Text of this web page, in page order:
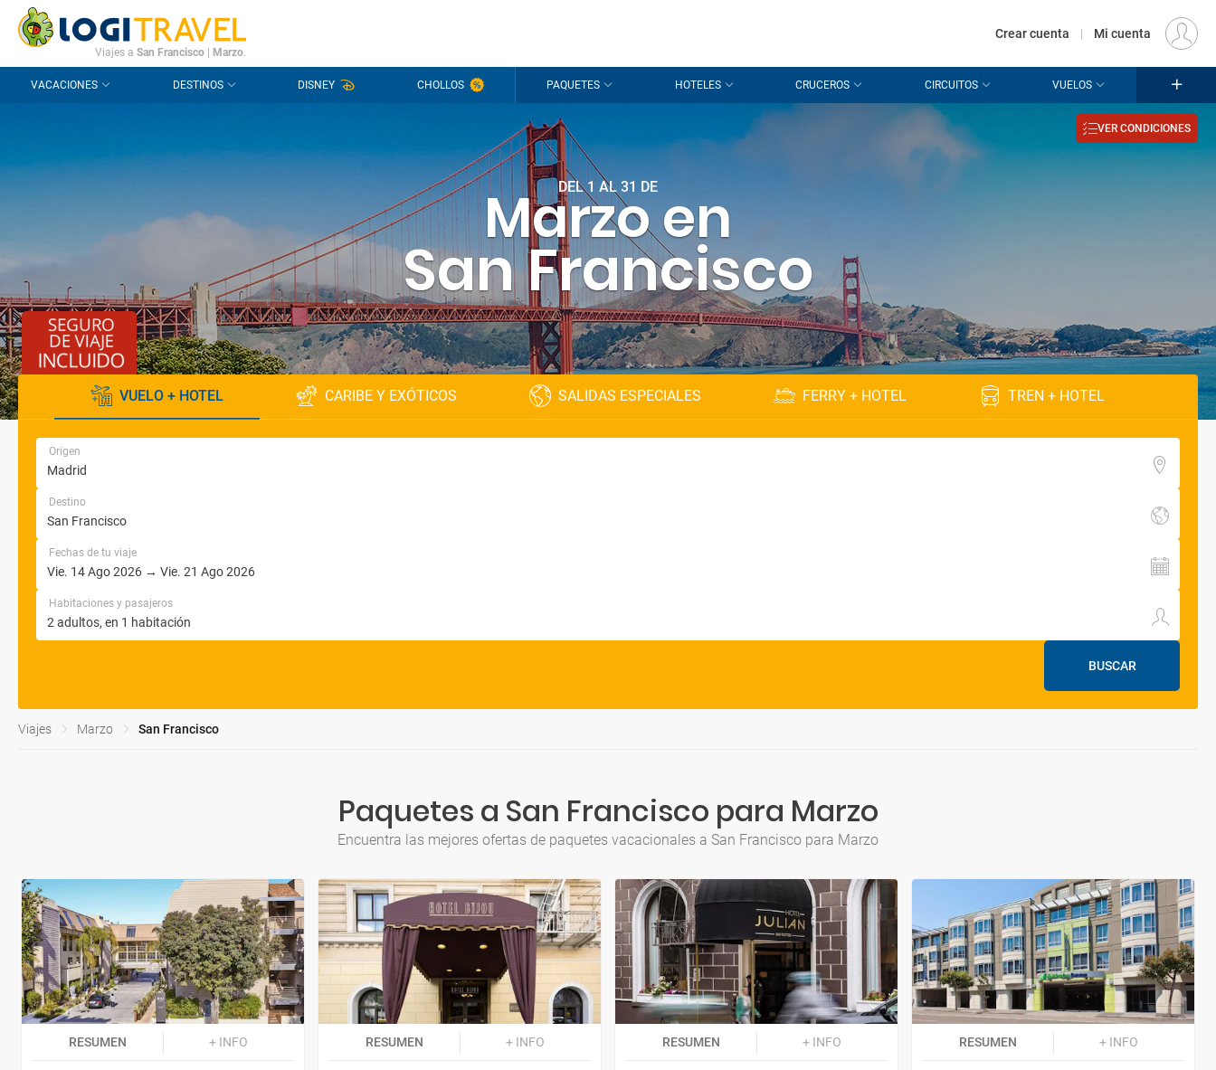
CONTACTO PREGUNTAS FRECUENTES EUR
Viajes a San Francisco| Marzo.
Crear cuenta | Mi cuenta
VACACIONES DESTINOS DISNEY CHOLLOS PAQUETES HOTELES CRUCEROS CIRCUITOS VUELOS
DEL 1 AL 31 DE
Marzo en
San Francisco
VER CONDICIONES
VUELO + HOTEL CARIBE Y EXÓTICOS SALIDAS ESPECIALES FERRY + HOTEL TREN + HOTEL
Origen
Destino
Fechas de tu viaje
Habitaciones y pasajeros
BUSCAR
Viajes Marzo San Francisco
Paquetes a San Francisco para Marzo
Encuentra las mejores ofertas de paquetes vacacionales a San Francisco para Marzo
RESUMEN + INFO RESUMEN + INFO RESUMEN + INFO RESUMEN + INFO